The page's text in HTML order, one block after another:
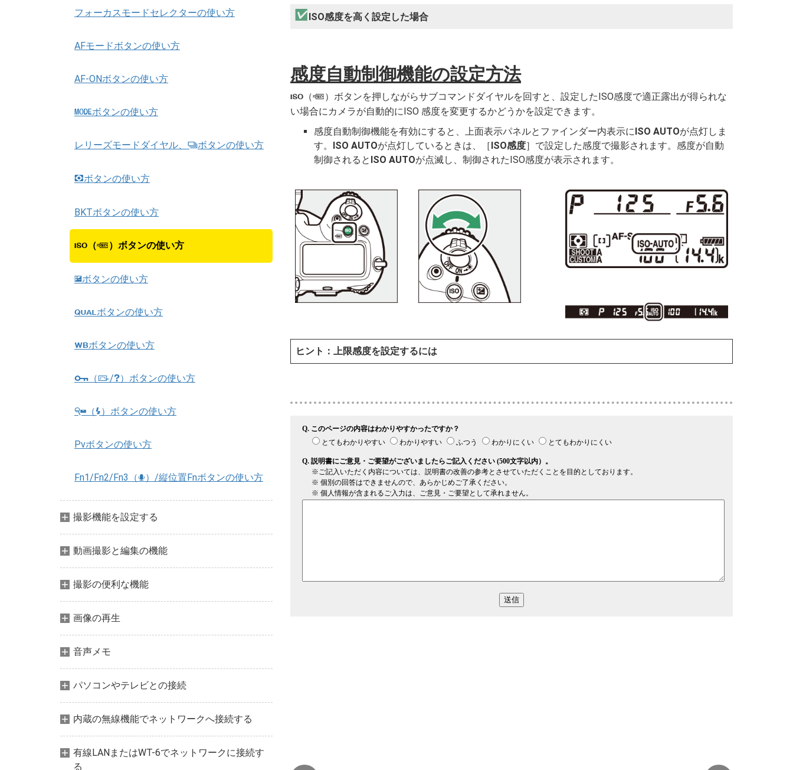
フォーカスモードセレクターの使い方
AFモードボタンの使い方
AF-ONボタンの使い方
Iボタンの使い方
レリーズモードダイヤル、 Sボタンの使い方
Yボタンの使い方
BKTボタンの使い方
S （Q）ボタンの使い方
Eボタンの使い方
Tボタンの使い方
Uボタンの使い方
g （ h/Q）ボタンの使い方
W （M）ボタンの使い方
Pvボタンの使い方
Fn1/Fn2/Fn3（C）/縦位置Fnボタンの使い方
撮影機能を設定する
動画撮影と編集の機能
撮影の便利な機能
画像の再生
音声メモ
パソコンやテレビとの接続
内蔵の無線機能でネットワークへ接続する
有線LANまたはWT-6でネットワークに接続す
る
ISO感度を高く設定した場合
感度自動制御機能の設定方法
S （Q）ボタンを押しながらサブコマンドダイヤルを回すと、設定したISO感度で適正露出が得られな
い場合にカメラが自動的にISO 感度を変更するかどうかを設定できます。
感度自動制御機能を有効にすると、上面表示パネルとファインダー内表示にISO AUTOが点灯しま
す。 ISO AUTOが点灯しているときは、［ISO感度］で設定した感度で撮影されます。感度が自動
制御されると ISO AUTOが点滅し、制御されたISO感度が表示されます。
上限感度を設定するには